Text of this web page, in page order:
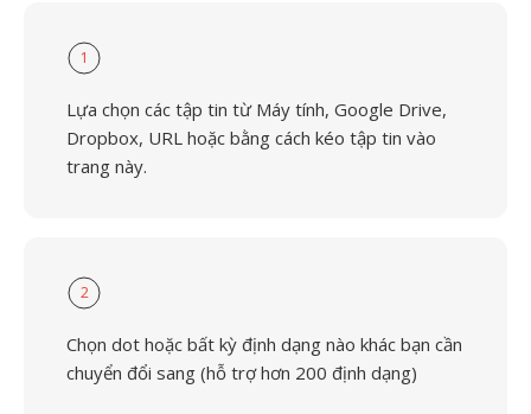
1
Lựa chọn các tập tin từ Máy tính, Google Drive,
Dropbox, URL hoặc bằng cách kéo tập tin vào
trang này.
2
Chọn dot hoặc bất kỳ định dạng nào khác bạn cần
chuyển đổi sang (hỗ trợ hơn 200 định dạng)